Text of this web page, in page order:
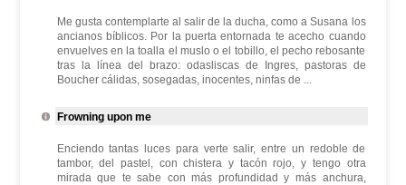
Me gusta contemplarte al salir de la ducha, como a Susana los
ancianos bíblicos. Por la puerta entornada te acecho cuando
envuelves en la toalla el muslo o el tobillo, el pecho rebosante
tras la línea del brazo: odasliscas de Ingres, pastoras de
Boucher cálidas, sosegadas, inocentes, ninfas de ...
Frowning upon me
Enciendo tantas luces para verte salir, entre un redoble de
tambor, del pastel, con chistera y tacón rojo, y tengo otra
mirada que te sabe con más profundidad y más anchura,